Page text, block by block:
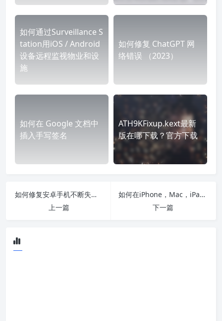
如何通过Surveillance S
tation用iOS / Android
设备远程监视物业和设
施
如何修复 ChatGPT 网
络错误 （2023）
如何在 Google 文档中
插入手写签名
ATH9KFixup.kext最新
版在哪下载？官方下载
如何修复安卓手机不断失去网络连接？
上一篇
如何在iPhone，Mac，iPad和Windows上使用Apple的隐藏密码管理器
下一篇